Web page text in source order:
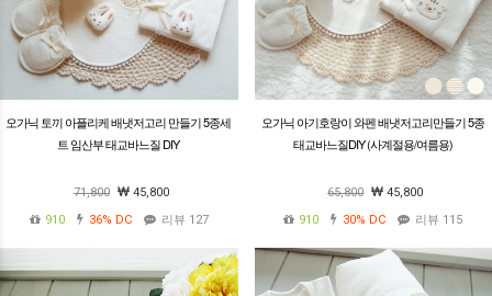
오가닉 토끼 아플리케 배냇저고리 만들기 5종세
트 임산부 태교바느질 DIY
71,800
45,800
910
36% DC 리뷰 127
오가닉 아기호랑이 와펜 배냇저고리만들기 5종
태교바느질DIY (사계절용/여름용)
65,800
45,800
910
30% DC 리뷰 115